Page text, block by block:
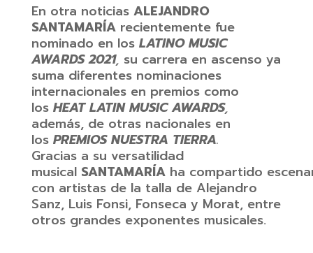
En otra noticias ALEJANDRO
SANTAMARÍA recientemente fue
nominado en los LATINO MUSIC
AWARDS 2021, su carrera en ascenso ya
suma diferentes nominaciones
internacionales en premios como
los HEAT LATIN MUSIC AWARDS,
además, de otras nacionales en
los PREMIOS NUESTRA TIERRA.
Gracias a su versatilidad
musical SANTAMARÍA ha compartido
con artistas de la talla de Alejandro
Sanz, Luis Fonsi, Fonseca y Morat, entre
otros grandes exponentes musicales.